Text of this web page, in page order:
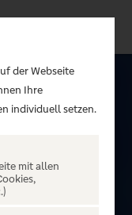
der Webseite
Ihre
individuell setzen.
mit allen